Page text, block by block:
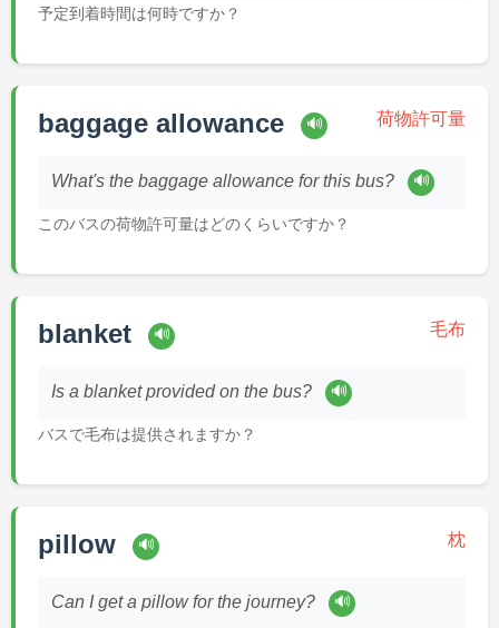
予定到着時間は何時ですか？
baggage allowance 🔊 荷物許可量
What's the baggage allowance for this bus? 🔊
このバスの荷物許可量はどのくらいですか？
blanket 🔊 毛布
Is a blanket provided on the bus? 🔊
バスで毛布は提供されますか？
pillow 🔊 枕
Can I get a pillow for the journey? 🔊